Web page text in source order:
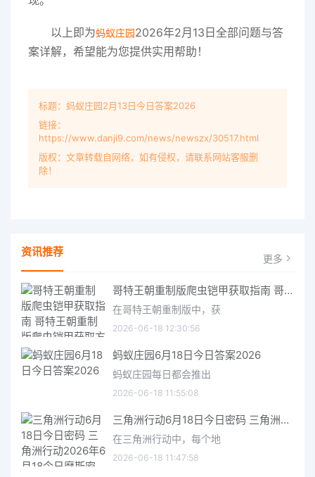
以上即为蚂蚁庄园2026年2月13日全部问题与答
案详解，希望能为您提供实用帮助！
标题：蚂蚁庄园2月13日今日答案2026
链接：
https://www.danji9.com/news/newszx/30517.html
版权：文章转载自网络，如有侵权，请联系网站客服删
除！
资讯推荐 更多
哥特王朝重制版爬虫铠甲获取指南 哥特王朝重制版爬虫铠甲获取方法
在哥特王朝重制版中，获
2026-06-18 12:30:56
蚂蚁庄园6月18日今日答案2026
蚂蚁庄园每日都会推出
2026-06-18 11:55:08
三角洲行动6月18日今日密码 三角洲行动2026年6月18今日摩斯密码分享
在三角洲行动中，每个地
2026-06-18 11:47:58